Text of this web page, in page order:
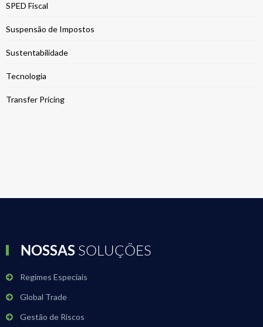
SPED Fiscal
Suspensão de Impostos
Sustentabilidade
Tecnologia
Transfer Pricing
NOSSAS SOLUÇÕES
Regimes Especiais
Global Trade
Gestão de Riscos